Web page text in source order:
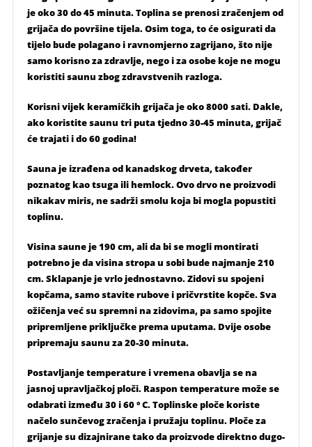
je oko 30 do 45 minuta. Toplina se prenosi zračenjem od
grijača do površine tijela. Osim toga, to će osigurati da
tijelo bude polagano i ravnomjerno zagrijano, što nije
samo korisno za zdravlje, nego i za osobe koje ne mogu
koristiti saunu zbog zdravstvenih razloga.
Korisni vijek keramičkih grijača je oko 8000 sati. Dakle,
ako koristite saunu tri puta tjedno 30-45 minuta, grijač
će trajati i do 60 godina!
Sauna je izrađena od kanadskog drveta, također
poznatog kao tsuga ili hemlock. Ovo drvo ne proizvodi
nikakav miris, ne sadrži smolu koja bi mogla popustiti
toplinu.
Visina saune je 190 cm, ali da bi se mogli montirati
potrebno je da visina stropa u sobi bude najmanje 210
cm. Sklapanje je vrlo jednostavno. Zidovi su spojeni
kopčama, samo stavite rubove i pričvrstite kopče. Sva
ožičenja već su spremni na zidovima, pa samo spojite
pripremljene priključke prema uputama. Dvije osobe
pripremaju saunu za 20-30 minuta.
Postavljanje temperature i vremena obavlja se na
jasnoj upravljačkoj ploči. Raspon temperature može se
odabrati između 30 i 60 ° C. Toplinske ploče koriste
načelo sunčevog zračenja i pružaju toplinu. Ploče za
grijanje su dizajnirane tako da proizvode direktno dugo-